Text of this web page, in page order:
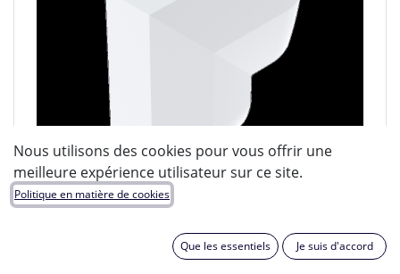
Nous utilisons des cookies pour vous offrir une
meilleure expérience utilisateur sur ce site.
Politique en matière de cookies
Que les essentiels Je suis d'accord